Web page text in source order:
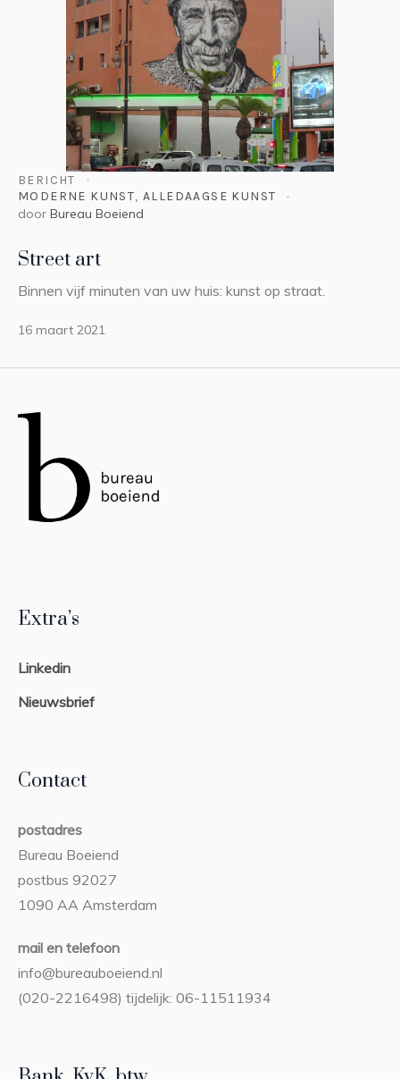
BERICHT
MODERNE KUNST,ALLEDAAGSE KUNST
door Bureau Boeiend
Street art
Binnen vijf minuten van uw huis: kunst op straat.
16 maart 2021
Extra’s
Linkedin
Nieuwsbrief
Contact
postadres
Bureau Boeiend
postbus 92027
1090 AA Amsterdam
mail en telefoon
info@bureauboeiend.nl
(020-2216498) tijdelijk: 06-11511934